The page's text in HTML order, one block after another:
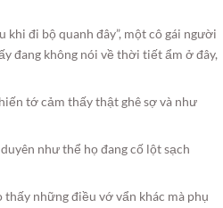
đi bộ quanh đây”, một cô gái người
đang không nói về thời tiết ẩm ở đây,
tớ cảm thấy thật ghê sợ và như
như thể họ đang cố lột sạch
những điều vớ vẩn khác mà phụ